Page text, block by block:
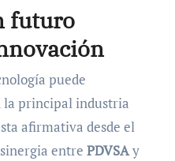
futuro
puede
la principal industria
afirmativa desde el
entre PDVSAy